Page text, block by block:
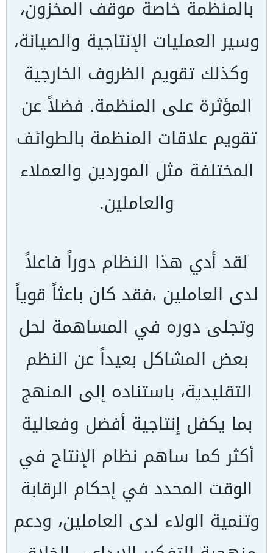
بالمنظمة خاصة موقف المخزون،
وسير العمليات الإنتاجية والصيانة،
وكذلك تقويم الظروف الخارجية
المؤثرة على المنظمة. فضلاً عن
تقويم علاقات المنظمة بالطوائف
المختلفة مثل الموردين والعملاء
والعاملين.
لقد أدي هذا النظام دوراً فاعلاً
لدى العاملين ،فقد كان باعثاً قوياً
وتجلى دوره في المساهمة لحل
بعض المشاكل بعيداً عن النظم
التقليدية، باستناده إلى المنهج
بما يكفل إنتاجية أفضل وفعالية
أكثر كما ساهم نظام الإنتاج في
الوقت المحدد في إحكام الرقابة
وتنمية الولاء لدى العاملين، ودعم